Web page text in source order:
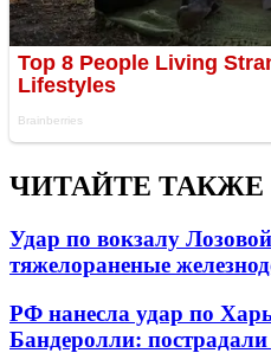
ЧИТАЙТЕ ТАКЖЕ
Удар по вокзалу
тяжелораненые
РФ нанесла удар по
Бандеролли: пострадали